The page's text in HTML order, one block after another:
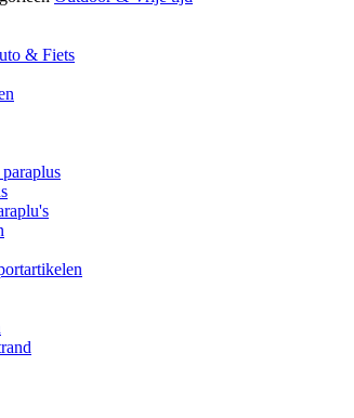
& Fiets